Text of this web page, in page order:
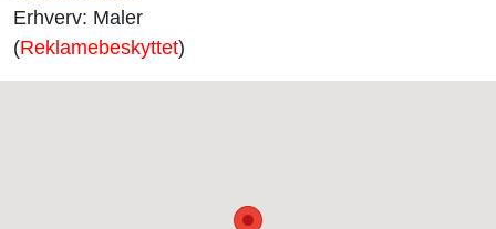
Erhverv: Maler
(Reklamebeskyttet)